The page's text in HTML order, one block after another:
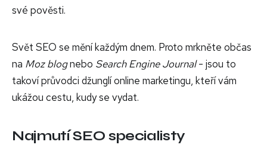
své pověsti.
Svět SEO se mění každým dnem. Proto mrkněte občas
na Moz blognebo Search Engine Journal- jsou to
takoví průvodci džunglí online marketingu, kteří vám
ukážou cestu, kudy se vydat.
Najmutí SEO specialisty